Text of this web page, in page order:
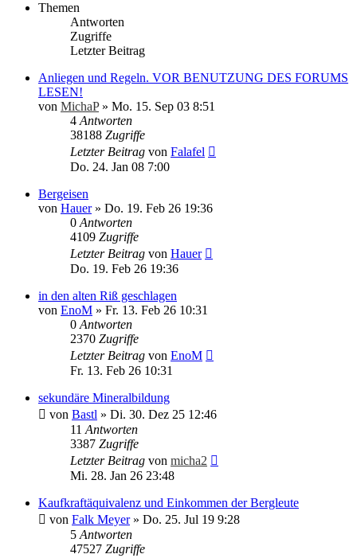
Themen
Antworten
Zugriffe
Letzter Beitrag
Anliegen und Regeln. VOR BENUTZUNG DES FORUMS
LESEN!
von MichaP» Mo. 15. Sep 03 8:51
4 Antworten
38188 Zugriffe
Letzter Beitrag von Falafel
Do. 24. Jan 08 7:00
Bergeisen
von Hauer» Do. 19. Feb 26 19:36
0 Antworten
4109 Zugriffe
Letzter Beitrag von Hauer
Do. 19. Feb 26 19:36
in den alten Riß geschlagen
von EnoM » Fr. 13. Feb 26 10:31
0 Antworten
2370 Zugriffe
Letzter Beitrag von EnoM
Fr. 13. Feb 26 10:31
sekundäre Mineralbildung
von Bastl » Di. 30. Dez 25 12:46
11 Antworten
3387 Zugriffe
Letzter Beitrag von micha2
Mi. 28. Jan 26 23:48
Kaufkraftäquivalenz und Einkommen der Bergleute
von Falk Meyer» Do. 25. Jul 19 9:28
5 Antworten
47527 Zugriffe